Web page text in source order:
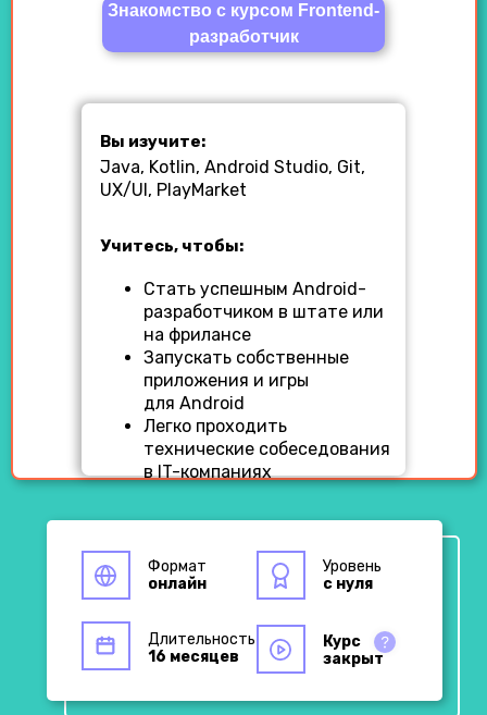
Длительность
16 месяцев
Формат
онлайн
Знакомство с курсом Frontend-
разработчик
Курс
закрыт
Уровень
с нуля
Вы изучите:
Учитесь, чтобы:
Стать успешным Android-
разработчиком в штате или
на фрилансе
Запускать собственные
приложения и игры
для Android
Легко проходить
технические собеседования
в IT-компаниях
Java, Kotlin, Android Studio, Git,
UX/UI, PlayMarket